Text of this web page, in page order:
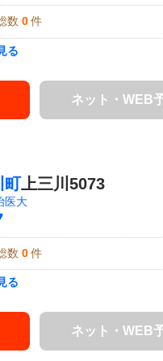
数 0 件
る
ネット・WEB
町上三川5073
医大
数 0 件
る
ネット・WEB